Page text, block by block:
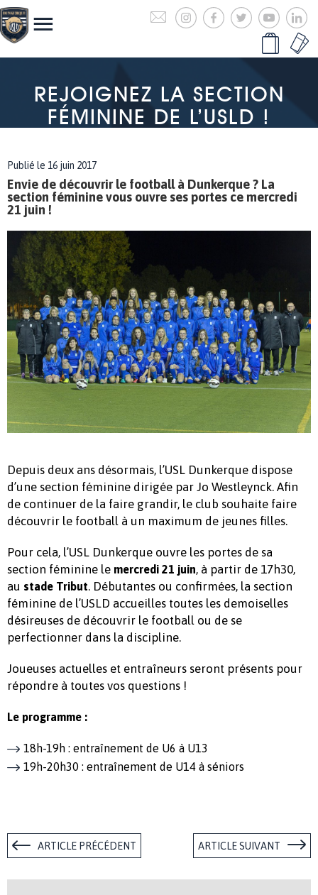
REJOIGNEZ LA SECTION
FÉMININE DE L’USLD !
Publié le 16 juin 2017
Envie de découvrir le football à Dunkerque ? La
section féminine vous ouvre ses portes ce mercredi
21 juin !
Depuis deux ans désormais, l’USL Dunkerque dispose
d’une section féminine dirigée par Jo Westleynck. Afin
de continuer de la faire grandir, le club souhaite faire
découvrir le football à un maximum de jeunes filles.
Pour cela, l’USL Dunkerque ouvre les portes de sa
section féminine le mercredi 21 juin, à partir de 17h30,
au stade Tribut. Débutantes ou confirmées, la section
féminine de l’USLD accueilles toutes les demoiselles
désireuses de découvrir le football ou de se
perfectionner dans la discipline.
Joueuses actuelles et entraîneurs seront présents pour
répondre à toutes vos questions !
Le programme :
18h-19h : entraînement de U6 à U13
19h-20h30 : entraînement de U14 à séniors
ARTICLE PRÉCÉDENT ARTICLE SUIVANT